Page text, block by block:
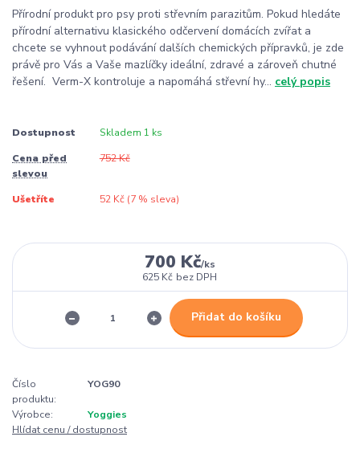
Přírodní produkt pro psy proti střevním parazitům. Pokud hledáte
přírodní alternativu klasického odčervení domácích zvířat a
chcete se vyhnout podávání dalších chemických přípravků, je zde
právě pro Vás a Vaše mazlíčky ideální, zdravé a zároveň chutné
řešení. Verm-X kontroluje a napomáhá střevní hy... celý popis
Dostupnost Skladem 1 ks
Cena před
slevou
752 Kč
Ušetříte 52 Kč (7% sleva)
700 Kč/ks
625 Kč bez DPH
Přidat do košíku
Číslo
produktu:
YOG90
Výrobce:
Yoggies
Hlídat cenu / dostupnost